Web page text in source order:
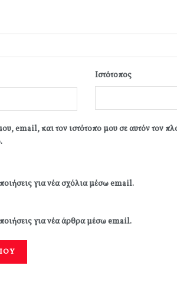
Ιστότοπος
email, και τον ιστότοπο μου σε αυτόν τον
για νέα σχόλια μέσω email.
για νέα άρθρα μέσω email.